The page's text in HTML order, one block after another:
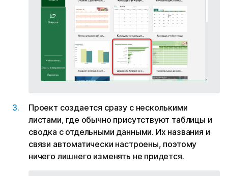
Проект создается сразу с несколькими
листами, где обычно присутствуют таблицы и
сводка с отдельными данными. Их названия и
связи автоматически настроены, поэтому
ничего лишнего изменять не придется.